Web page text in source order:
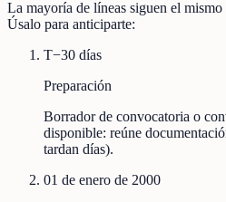
La mayoría de líneas siguen el
Úsalo para anticiparte:
T−30 días
Preparación
Borrador de convocatoria o
disponible: reúne
tardan días).
01 de enero de 2000